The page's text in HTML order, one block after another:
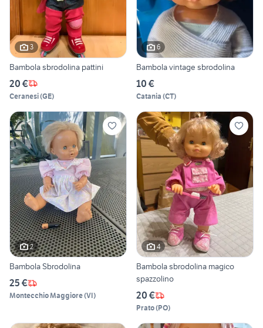
3
Bambola sbrodolina pattini
20 €
Ceranesi(GE)
6
Bambola vintage sbrodolina
10 €
Catania (CT)
2
Bambola Sbrodolina
25 €
Montecchio Maggiore(VI)
4
Bambola sbrodolina magico
spazzolino
20 €
Prato(PO)